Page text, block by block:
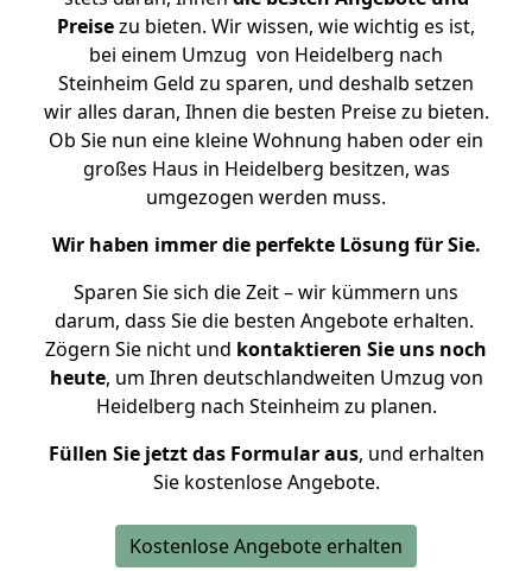
Preisezu bieten. Wir wissen, wie wichtig es ist,
bei einem Umzug von Heidelberg nach
Steinheim Geld zu sparen, und deshalb setzen
wir alles daran, Ihnen die besten Preise zu bieten.
Ob Sie nun eine kleine Wohnung haben oder ein
großes Haus in Heidelberg besitzen, was
umgezogen werden muss.
Wir haben immer die perfekte Lösung für Sie.
Sparen Sie sich die Zeit – wir kümmern uns
darum, dass Sie die besten Angebote erhalten.
Zögern Sie nicht und kontaktieren Sie uns noch
heute, um Ihren deutschlandweiten Umzug von
Heidelberg nach Steinheim zu planen.
Füllen Sie jetzt das Formular aus, und erhalten
Sie kostenlose Angebote.
Kostenlose Angebote erhalten